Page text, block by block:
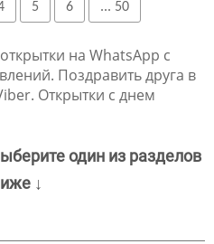
5 6 ... 50
на WhatsApp с
Поздравить друга в
Открытки с днем
один из разделов
↓